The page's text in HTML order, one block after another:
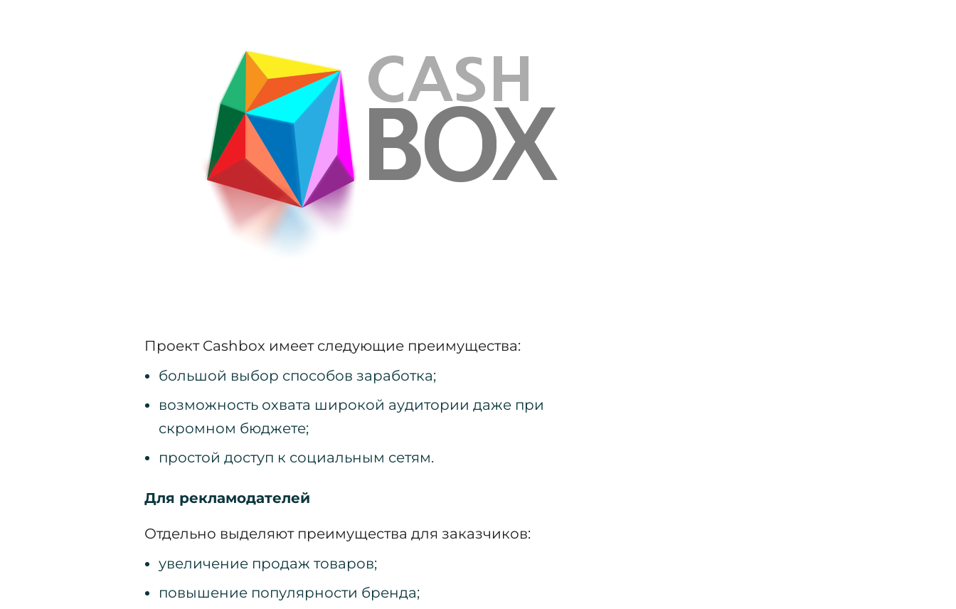
Проект Cashbox имеет следующие преимущества:
большой выбор способов заработка;
возможность охвата широкой аудитории даже при
скромном бюджете;
простой доступ к социальным сетям.
Для рекламодателей
Отдельно выделяют преимущества для заказчиков:
увеличение продаж товаров;
повышение популярности бренда;